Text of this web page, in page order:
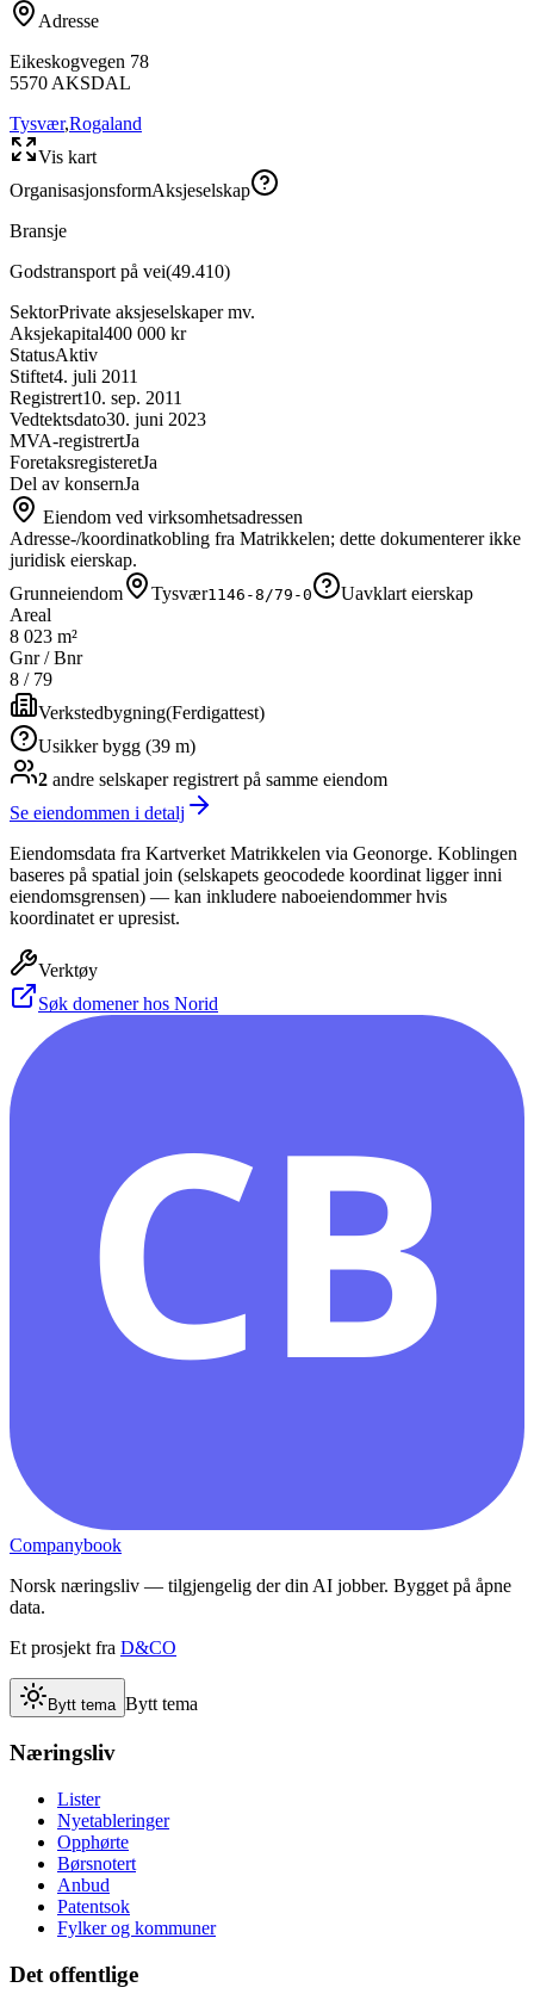
Adresse
Eikeskogvegen 78
5570AKSDAL
Tysvær,Rogaland
Vis kart
OrganisasjonsformAksjeselskap
Bransje
Godstransport på vei(49.410)
SektorPrivate aksjeselskaper mv.
Aksjekapital400 000 kr
StatusAktiv
Stiftet4. juli 2011
Registrert10. sep. 2011
Vedtektsdato30. juni 2023
MVA-registrertJa
ForetaksregisteretJa
Del av konsernJa
Eiendom ved virksomhetsadressen
Adresse-/koordinatkobling fra Matrikkelen; dette dokumenterer ikke
juridisk eierskap.
Grunneiendom
Tysvær1146-8/79-0
Uavklart eierskap
Areal
8 023 m²
Gnr / Bnr
8 / 79
Verkstedbygning(Ferdigattest)
Usikker bygg (39 m)
2 andre selskaperregistrert på samme eiendom
Se eiendommen i detalj
Eiendomsdata fra Kartverket Matrikkelen via Geonorge. Koblingen
baseres på spatial join (selskapets geocodede koordinat ligger inni
eiendomsgrensen) — kan inkludere naboeiendommer hvis
koordinatet er upresist.
Verktøy
Søk domener hos Norid
CB
Companybook
Norsk næringsliv — tilgjengelig der din AI jobber. Bygget på åpne
data.
Et prosjekt fra D&CO
Bytt tema Bytt tema
Næringsliv
Lister
Nyetableringer
Opphørte
Børsnotert
Anbud
Patentsok
Fylker og kommuner
Det offentlige